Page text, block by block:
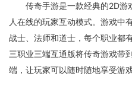
传奇手游是一款经典的2D游
人在线的玩家互动模式。游戏中
战士、法师和道士，每个职业都
三职业三端互通版将传奇游戏带
端，让玩家可以随时随地享受游戏